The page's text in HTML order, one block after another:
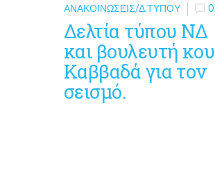
ΑΝΑΚΟΙΝΏΣΕΙΣ/Δ.ΤΎΠΟΥ 0
Δελτία τύπου ΝΔ
και βουλευτή κου
Καββαδά για τον
σεισμό.